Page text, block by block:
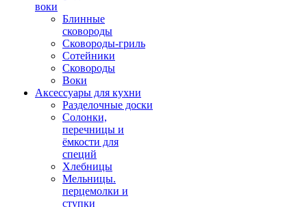
воки
Блинные
сковороды
Сковороды-гриль
Сотейники
Сковороды
Воки
Аксессуары для кухни
Разделочные доски
Солонки,
перечницы и
ёмкости для
специй
Хлебницы
Мельницы.
перцемолки и
ступки